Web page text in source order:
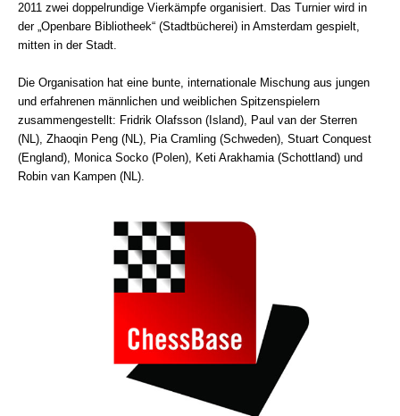
2011 zwei doppelrundige Vierkämpfe organisiert. Das Turnier wird in
der „Openbare Bibliotheek“ (Stadtbücherei) in Amsterdam gespielt,
mitten in der Stadt.
Die Organisation hat eine bunte, internationale Mischung aus jungen
und erfahrenen männlichen und weiblichen Spitzenspielern
zusammengestellt: Fridrik Olafsson (Island), Paul van der Sterren
(NL), Zhaoqin Peng (NL), Pia Cramling (Schweden), Stuart Conquest
(England), Monica Socko (Polen), Keti Arakhamia (Schottland) und
Robin van Kampen (NL).